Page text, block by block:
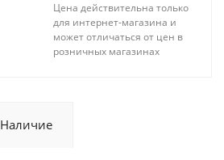
Цена действительна только
для интернет-магазина и
может отличаться от цен в
розничных магазинах
Наличие